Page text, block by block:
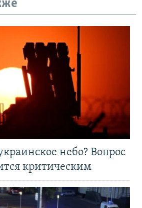
небо? Вопрос
критическим